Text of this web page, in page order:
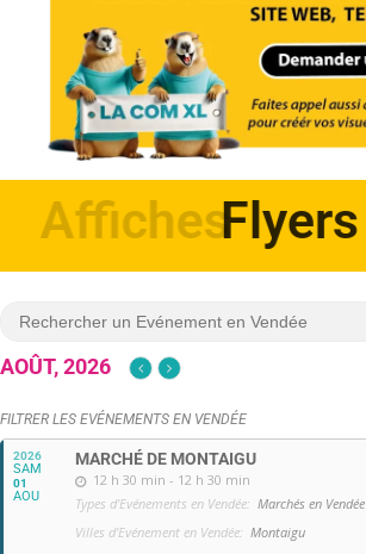
Affiches
AOÛT, 2026
FILTRER LES EVÉNEMENTS EN VENDÉE
2026
SAM
01
AOU
MARCHÉ DE MONTAIGU
12 h 30 min - 12 h 30 min
Types d'Evénements en Vendée: Marchés en Vendée
Villes d'Evénement en Vendée: Montaigu